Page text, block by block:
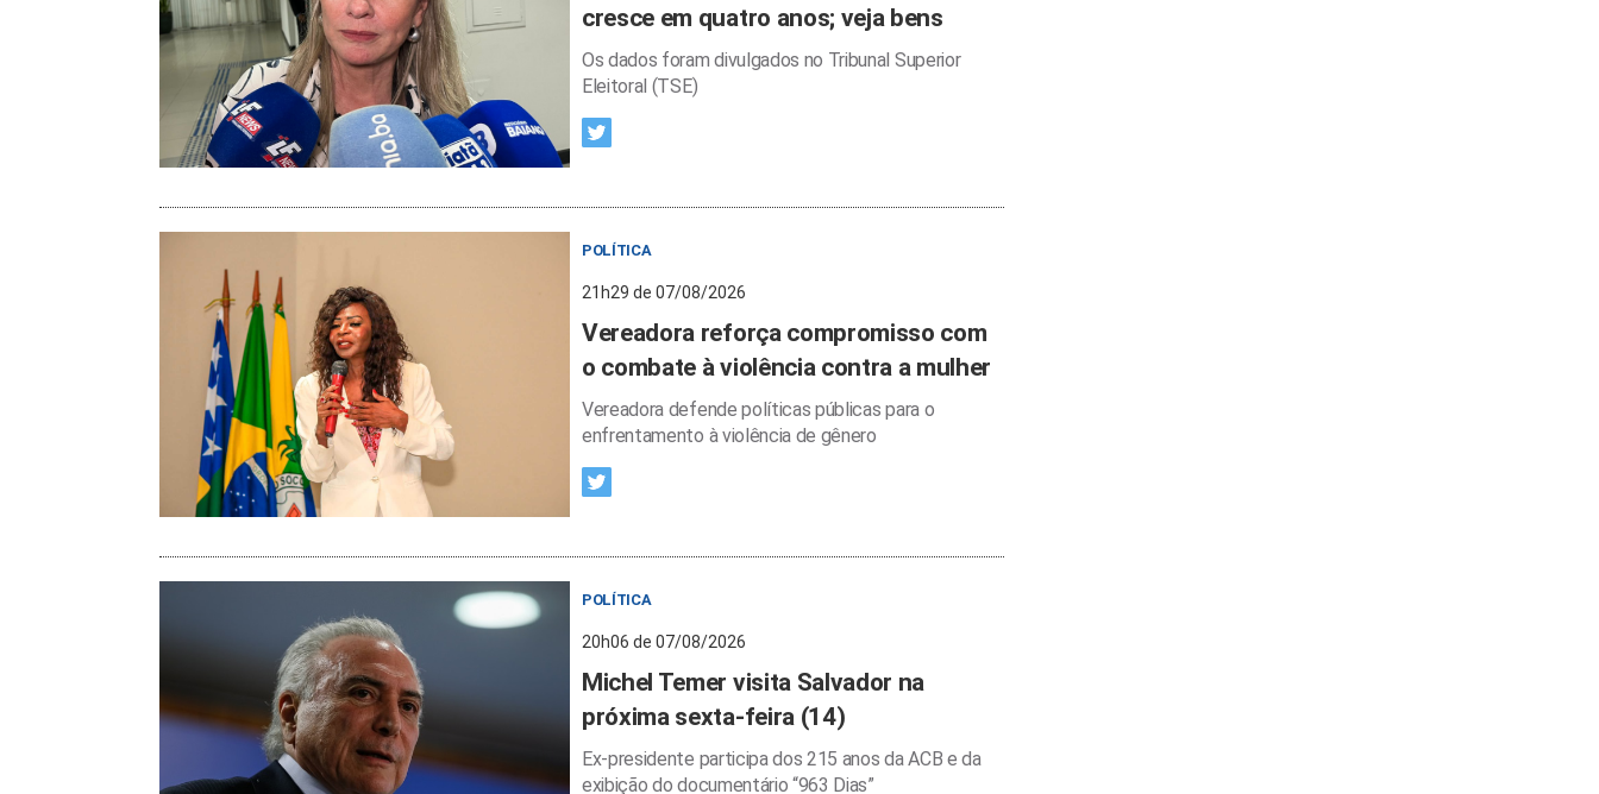
cresce em quatro anos; veja bens
Os dados foram divulgados no Tribunal Superior
Eleitoral (TSE)
POLÍTICA
21h29 de 07/08/2026
Vereadora reforça compromisso com
o combate à violência contra a mulher
Vereadora defende políticas públicas para o
enfrentamento à violência de gênero
POLÍTICA
20h06 de 07/08/2026
Michel Temer visita Salvador na
próxima sexta-feira (14)
Ex-presidente participa dos 215 anos da ACB e da
exibição do documentário “963 Dias”